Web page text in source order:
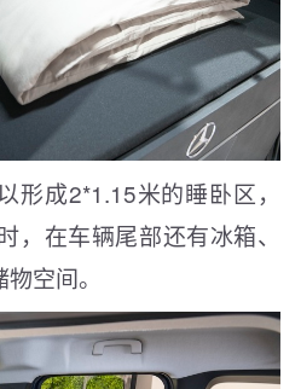
形成2*1.15米的睡卧区，
，在车辆尾部还有冰箱、
空间。